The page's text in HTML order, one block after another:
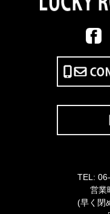
TEL:
営業
(早く閉